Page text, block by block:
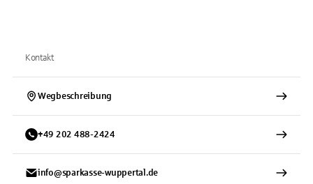
Kontakt
Wegbeschreibung
+49 202 488-2424
info@sparkasse-wuppertal.de